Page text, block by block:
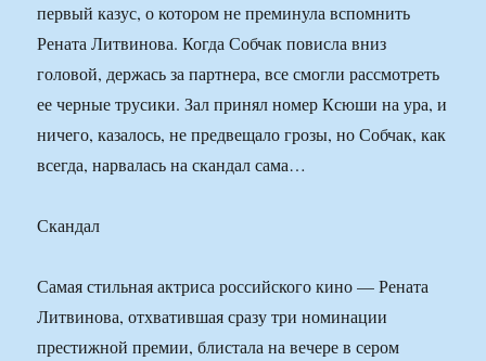
первый казус, о котором не преминула вспомнить
Рената Литвинова. Когда Собчак повисла вниз
головой, держась за партнера, все смогли рассмотреть
ее черные трусики. Зал принял номер Ксюши на ура, и
ничего, казалось, не предвещало грозы, но Собчак, как
всегда, нарвалась на скандал сама…
Скандал
Самая стильная актриса российского кино — Рената
Литвинова, отхватившая сразу три номинации
престижной премии, блистала на вечере в сером